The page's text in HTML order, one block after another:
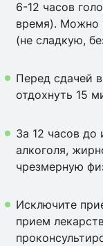
6-12 часов
время). Можно
(не сладкую,
Перед сдачей
отдохнуть 15
За 12 часов до
алкоголя,
чрезмерную
Исключите
прием